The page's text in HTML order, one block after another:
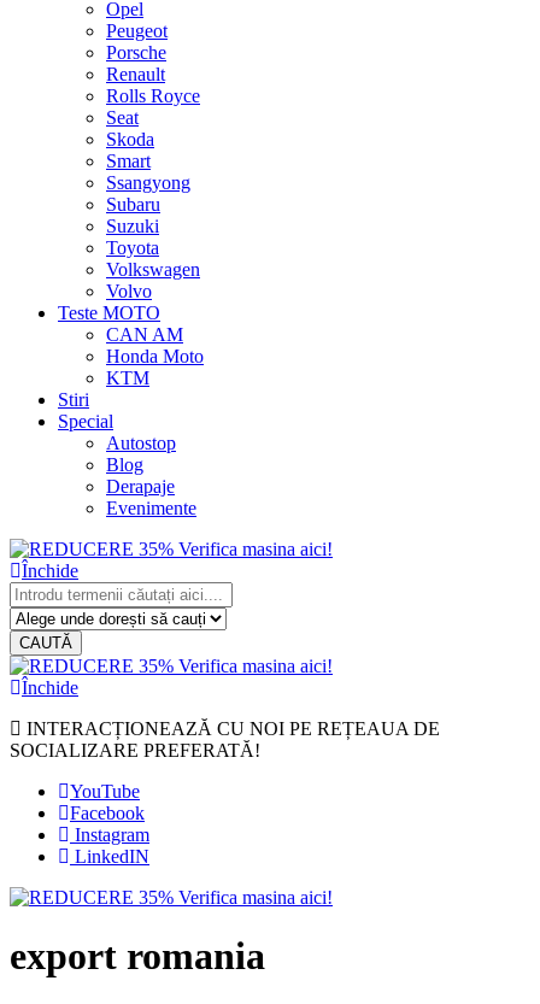
Opel
Peugeot
Porsche
Renault
Rolls Royce
Seat
Skoda
Smart
Ssangyong
Subaru
Suzuki
Toyota
Volkswagen
Volvo
Teste MOTO
CAN AM
Honda Moto
KTM
Stiri
Special
Autostop
Blog
Derapaje
Evenimente
Închide
CAUTĂ
Închide
INTERACȚIONEAZĂ CU NOI PE REȚEAUA DE
SOCIALIZARE PREFERATĂ!
YouTube
Facebook
Instagram
LinkedIN
export romania